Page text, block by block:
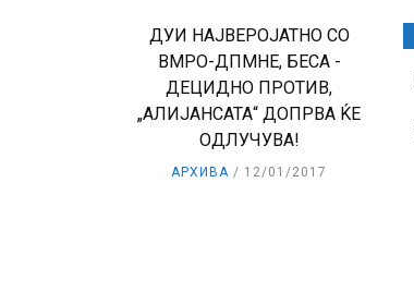
ДУИ НАЈВЕРОЈАТНО СО
ВМРО-ДПМНЕ, БЕСА -
ДЕЦИДНО ПРОТИВ,
„АЛИЈАНСАТА“ ДОПРВА ЌЕ
ОДЛУЧУВА!
АРХИВА 12/01/2017